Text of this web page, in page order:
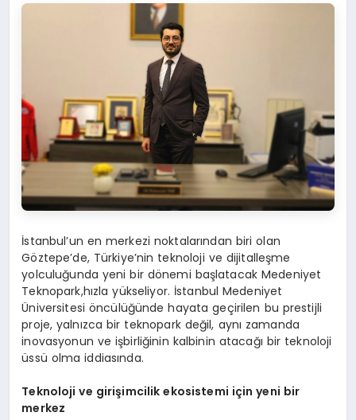
İstanbul’un en merkezi noktalarından biri olan
Göztepe’de, Türkiye’nin teknoloji ve dijitalleşme
yolculuğunda yeni bir dönemi başlatacak Medeniyet
Teknopark,hızla yükseliyor. İstanbul Medeniyet
Üniversitesi öncülüğünde hayata geçirilen bu prestijli
proje, yalnızca bir teknopark değil, aynı zamanda
inovasyonun ve işbirliğinin kalbinin atacağı bir teknoloji
üssü olma iddiasında.
Teknoloji ve girişimcilik ekosistemi için yeni bir
merkez